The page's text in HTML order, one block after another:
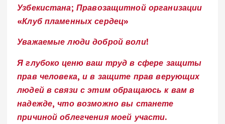
Узбекистана; Правозащитной организации
«Клуб пламенных сердец»
Уважаемые люди доброй воли!
Я глубоко ценю ваш труд в сфере защиты
прав человека, и в защите прав верующих
людей в связи с этим обращаюсь к вам в
надежде, что возможно вы станете
причиной облегчения моей участи.